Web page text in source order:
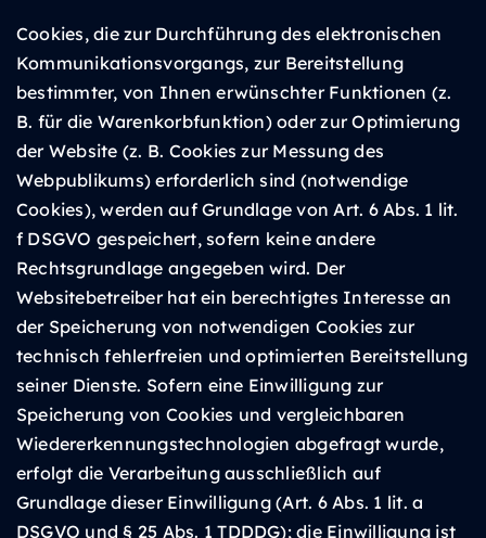
Cookies, die zur Durchführung des elektronischen
Kommunikationsvorgangs, zur Bereitstellung
bestimmter, von Ihnen erwünschter Funktionen (z.
B. für die Warenkorbfunktion) oder zur Optimierung
der Website (z. B. Cookies zur Messung des
Webpublikums) erforderlich sind (notwendige
Cookies), werden auf Grundlage von Art. 6 Abs. 1 lit.
f DSGVO gespeichert, sofern keine andere
Rechtsgrundlage angegeben wird. Der
Websitebetreiber hat ein berechtigtes Interesse an
der Speicherung von notwendigen Cookies zur
technisch fehlerfreien und optimierten Bereitstellung
seiner Dienste. Sofern eine Einwilligung zur
Speicherung von Cookies und vergleichbaren
Wiedererkennungstechnologien abgefragt wurde,
erfolgt die Verarbeitung ausschließlich auf
Grundlage dieser Einwilligung (Art. 6 Abs. 1 lit. a
DSGVO und § 25 Abs. 1 TDDDG); die Einwilligung ist